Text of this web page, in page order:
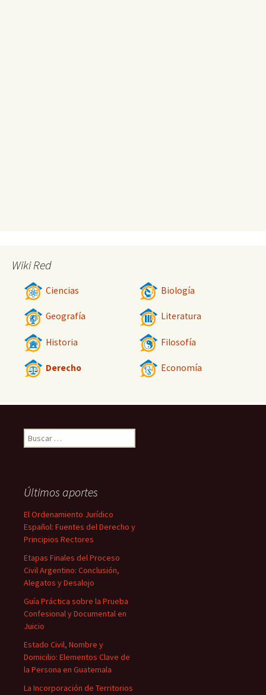
Wiki Red
Ciencias Biología
Geografía Literatura
Historia Filosofía
Derecho Economía
Buscar:
Últimos aportes
El Ordenamiento Jurídico
Español: Fuentes del Derecho y
Principios Rectores
Etapas Finales del Proceso
Civil Argentino: Conclusión,
Alegatos y Desalojo
Guía Práctica sobre la Prueba
Confesional y Documental en
Juicio
Estado Civil, Nombre y
Domicilio: Elementos Clave de
la Persona en Guatemala
La Incorporación de Territorios